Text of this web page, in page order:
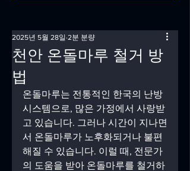
천안 온돌마루 철거 방
법
2025년 5월 28일 2분 분량
온돌마루는 전통적인 한국의 난방
시스템으로, 많은 가정에서 사랑받
고 있습니다. 그러나 시간이 지나면
서 온돌마루가 노후화되거나 불편
해질 수 있습니다. 이럴 때, 전문가
의 도움을 받아 온돌마루를 철거하